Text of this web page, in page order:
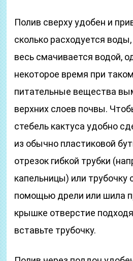
Полив сверху удобен и
сколько расходуется
весь смачивается водой,
некоторое время при
питательные вещества
верхних слоев почвы.
стебель кактуса удобно
из обычно пластиковой
отрезок гибкой трубки
капельницы) или трубочку
помощью дрели или шила
крышке отверстие
вставьте трубочку.